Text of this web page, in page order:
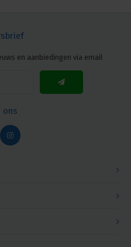
en aanbiedingen via email
ons